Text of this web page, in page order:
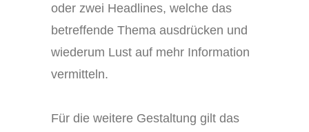
oder zwei Headlines, welche das
betreffende Thema ausdrücken und
wiederum Lust auf mehr Information
vermitteln.
Für die weitere Gestaltung gilt das